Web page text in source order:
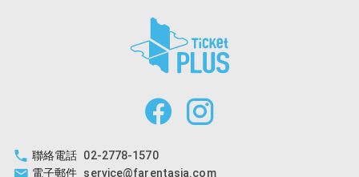
聯絡電話 02-2778-1570
電子郵件 service@farentasia.com